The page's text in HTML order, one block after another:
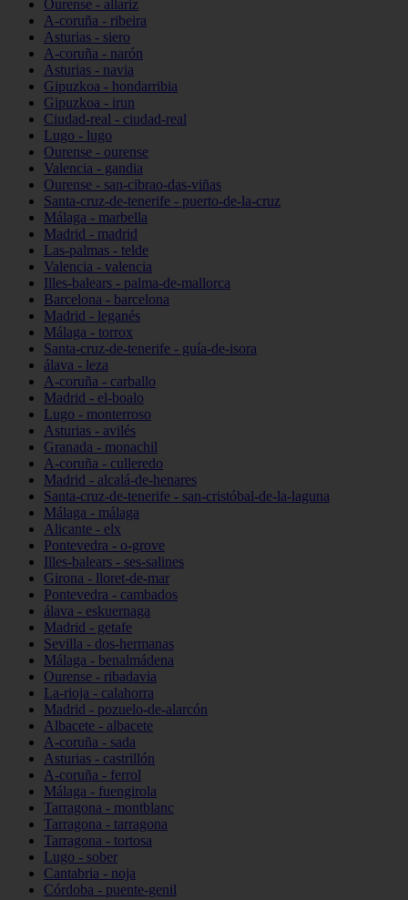
Ourense - allariz
A-coruña - ribeira
Asturias - siero
A-coruña - narón
Asturias - navia
Gipuzkoa - hondarribia
Gipuzkoa - irun
Ciudad-real - ciudad-real
Lugo - lugo
Ourense - ourense
Valencia - gandia
Ourense - san-cibrao-das-viñas
Santa-cruz-de-tenerife - puerto-de-la-cruz
Málaga - marbella
Madrid - madrid
Las-palmas - telde
Valencia - valencia
Illes-balears - palma-de-mallorca
Barcelona - barcelona
Madrid - leganés
Málaga - torrox
Santa-cruz-de-tenerife - guía-de-isora
álava - leza
A-coruña - carballo
Madrid - el-boalo
Lugo - monterroso
Asturias - avilés
Granada - monachil
A-coruña - culleredo
Madrid - alcalá-de-henares
Santa-cruz-de-tenerife - san-cristóbal-de-la-laguna
Málaga - málaga
Alicante - elx
Pontevedra - o-grove
Illes-balears - ses-salines
Girona - lloret-de-mar
Pontevedra - cambados
álava - eskuernaga
Madrid - getafe
Sevilla - dos-hermanas
Málaga - benalmádena
Ourense - ribadavia
La-rioja - calahorra
Madrid - pozuelo-de-alarcón
Albacete - albacete
A-coruña - sada
Asturias - castrillón
A-coruña - ferrol
Málaga - fuengirola
Tarragona - montblanc
Tarragona - tarragona
Tarragona - tortosa
Lugo - sober
Cantabria - noja
Córdoba - puente-genil